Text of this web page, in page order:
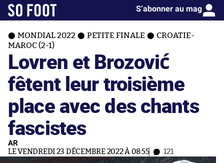
S’abonner au mag
MONDIAL 2022 PETITE FINALE
CROATIE-
MAROC (2-1)
Lovren et Brozović
fêtent leur troisième
place avec des chants
fascistes
AR
LE VENDREDI 23 DÉCEMBRE 2022 À 08:55 121